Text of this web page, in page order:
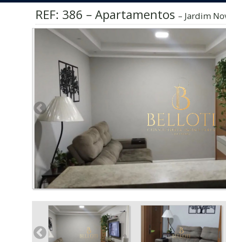
REF: 386 – Apartamentos Jardim